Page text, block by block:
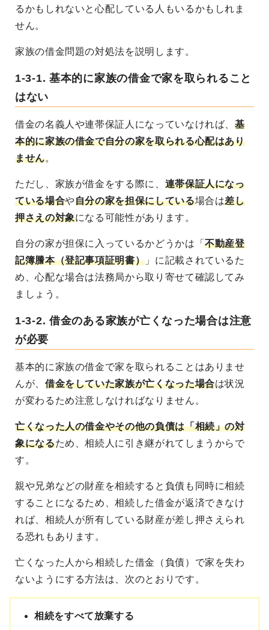
るかもしれないと心配している人もいるかもしれま
せん。
家族の借金問題の対処法を説明します。
1-3-1. 基本的に家族の借金で家を取られること
はない
借金の名義人や連帯保証人になっていなければ、基
本的に家族の借金で自分の家を取られる心配はあり
ません。
ただし、家族が借金をする際に、 連帯保証人になっ
ている場合や自分の家を担保にしている場合は差し
押さえの対象になる可能性があります。
自分の家が担保に入っているかどうかは「不動産登
記簿謄本（登記事項証明書） 」に記載されているた
め、心配な場合は法務局から取り寄せて確認してみ
ましょう。
1-3-2. 借金のある家族が亡くなった場合は注意
が必要
基本的に家族の借金で家を取られることはありませ
んが、 借金をしていた家族が亡くなった場合は状況
が変わるため注意しなければなりません。
亡くなった人の借金やその他の負債は「相続」の対
象になるため、相続人に引き継がれてしまうからで
す。
親や兄弟などの財産を相続すると負債も同時に相続
することになるため、相続した借金が返済できなけ
れば、相続人が所有している財産が差し押さえられ
る恐れもあります。
亡くなった人から相続した借金（負債）で家を失わ
ないようにする方法は、次のとおりです。
相続をすべて放棄する